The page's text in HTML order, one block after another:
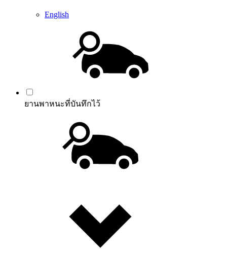
English
ยานพาหนะที่บันทึกไว้